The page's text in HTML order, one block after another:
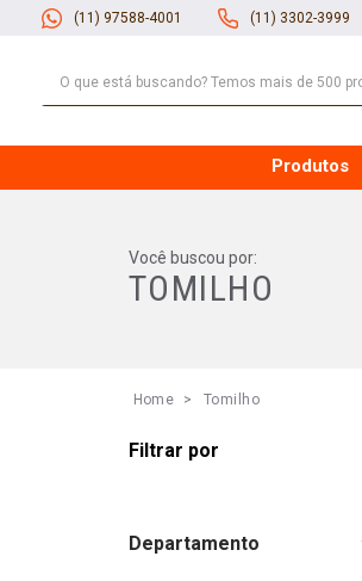
(11) 97588-4001 (11) 3302-3999
Produtos
TOMILHO
Tomilho